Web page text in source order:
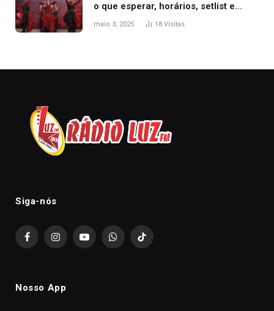
o que esperar, horários, setlist e
onde assistir
maio 3, 2025 18 Visitas
Siga-nós
FacebookInstagramYouTubeWhatsAppTikTok
Nosso App